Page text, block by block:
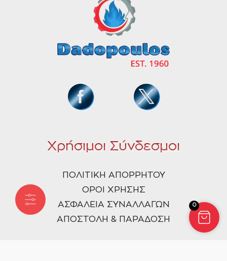
Χρήσιμοι Σύνδεσμοι
ΠΟΛΙΤΙΚΗ ΑΠΟΡΡΗΤΟΥ
ΟΡΟΙ ΧΡΗΣΗΣ
ΑΣΦΑΛΕΙΑ ΣΥΝΑΛΛΑΓΩΝ
ΑΠΟΣΤΟΛΗ & ΠΑΡΑΔΟΣΗ
0